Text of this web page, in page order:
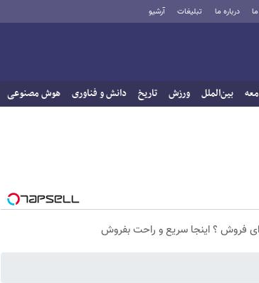
درباره ما تبلیغات آرشیو
بین‌الملل ورزش تاریخ دانش و فناوری هوش مصنوعی
فروش ؟ اینجا سریع و راحت بفروش